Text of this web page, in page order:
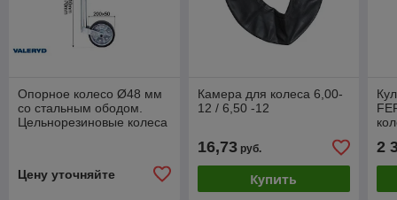
Опорное колесо Ø48 мм
со стальным ободом.
Цельнорезиновые колеса
Цену уточняйте
Камера для колеса 6,00-
12 / 6,50 -12
16,73руб.
Купить
2